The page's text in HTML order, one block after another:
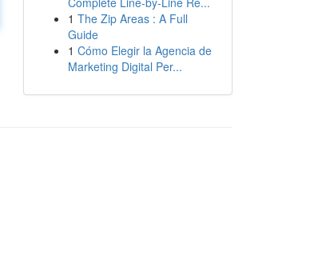
1 The Zip Areas : A Full
Guide
1 Cómo Elegir la Agencia de
Marketing Digital Per...